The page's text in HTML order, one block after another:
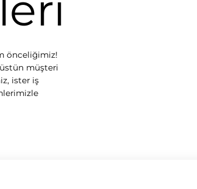
önceliğimiz!
müşteri
ister iş